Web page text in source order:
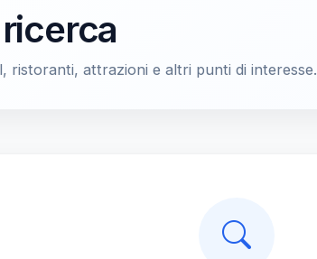
ristoranti, attrazioni e altri punti di interesse.